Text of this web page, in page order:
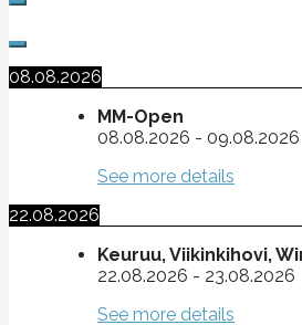
08.08.2026
MM-Open
08.08.2026 - 09.08.2026
See more details
22.08.2026
Keuruu, Viikinkihovi,
22.08.2026 - 23.08.2026
See more details